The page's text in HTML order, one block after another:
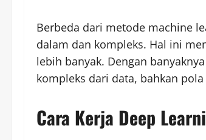
Berbeda dari metode machine
dalam dan kompleks. Hal ini
lebih banyak. Dengan
kompleks dari data, bahkan
Cara Kerja Deep